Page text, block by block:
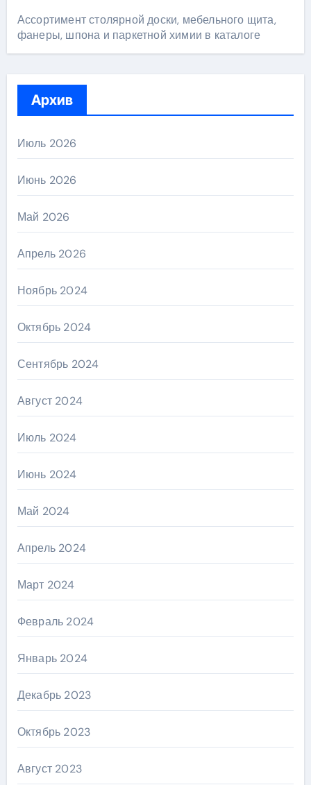
Ассортимент столярной доски, мебельного щита,
фанеры, шпона и паркетной химии в каталоге
Архив
Июль 2026
Июнь 2026
Май 2026
Апрель 2026
Ноябрь 2024
Октябрь 2024
Сентябрь 2024
Август 2024
Июль 2024
Июнь 2024
Май 2024
Апрель 2024
Март 2024
Февраль 2024
Январь 2024
Декабрь 2023
Октябрь 2023
Август 2023